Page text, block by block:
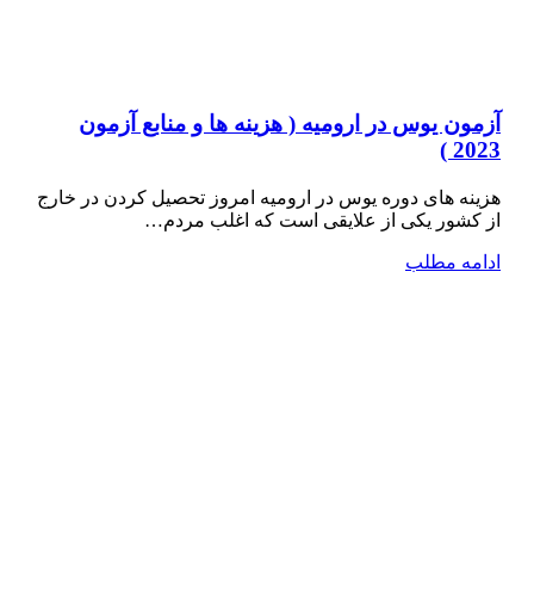
آزمون یوس در ارومیه ( هزینه ها و منابع آزمون
2023 )
هزینه های دوره یوس در ارومیه امروز تحصیل کردن در خارج
از کشور یکی از علایقی است که اغلب مردم…
ادامه مطلب